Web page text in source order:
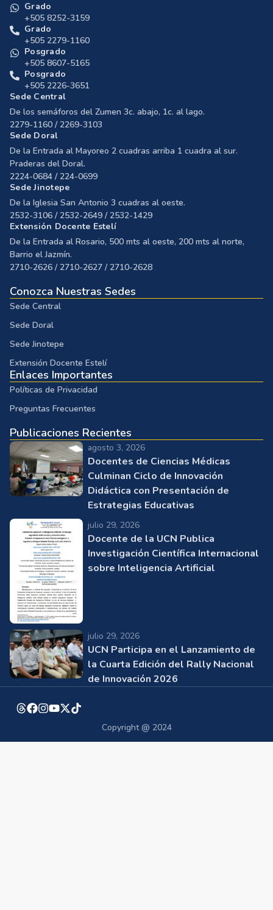
Grado
+505 8252-3159
Grado
+505 2279-1160
Posgrado
+505 8607-5165
Posgrado
+505 2226-3651
Sede Central
De los semáforos del Zumen 3c. abajo, 1c. al lago.
2279-1160 / 2269-3103
Sede Doral
De la Entrada al Mayoreo 2 cuadras arriba 1 cuadra al sur.
Praderas del Doral.
2224-0684 / 224-0699
Sede Jinotepe
De la Iglesia San Antonio 3 cuadras al oeste.
2532-3106 / 2532-2649 / 2532-1429
Extensión Docente Estelí
De la Entrada al Rosario, 500 mts al oeste, 200 mts al norte,
Barrio el Jazmín.
2710-2626 / 2710-2627 / 2710-2628
Conozca Nuestras Sedes
Sede Central
Sede Doral
Sede Jinotepe
Extensión Docente Estelí
Enlaces Importantes
Políticas de Privacidad
Preguntas Frecuentes
Publicaciones Recientes
agosto 3, 2026
Docentes de Ciencias Médicas
Culminan Ciclo de Innovación
Didáctica con Presentación de
Estrategias Educativas
julio 29, 2026
Docente de la UCN Publica
Investigación Científica Internacional
sobre Inteligencia Artificial
julio 29, 2026
UCN Participa en el Lanzamiento de
la Cuarta Edición del Rally Nacional
de Innovación 2026
Copyright @ 2024